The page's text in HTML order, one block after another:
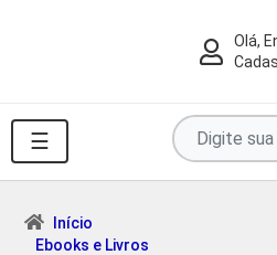
Olá,
☰
Pesquise
por
produtos
Início
Ebooks e Livros